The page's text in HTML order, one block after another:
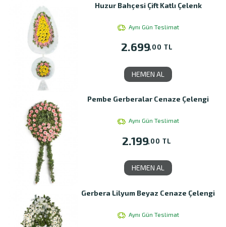
Huzur Bahçesi Çift Katlı Çelenk
Aynı Gün Teslimat
2.699,00 TL
HEMEN AL
Pembe Gerberalar Cenaze Çelengi
Aynı Gün Teslimat
2.199,00 TL
HEMEN AL
Gerbera Lilyum Beyaz Cenaze Çelengi
Aynı Gün Teslimat